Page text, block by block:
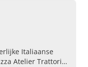
Italiaanse
Atelier Trattoria